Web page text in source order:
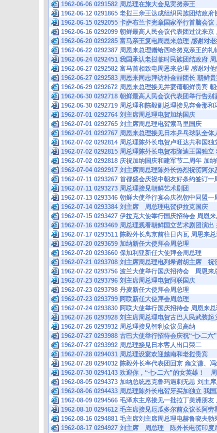
1962-06-06 0291582 周总理在旅大会见宾努亲王
1962-06-12 0291865 老挝三亲王达成组织民族团结政
1962-06-15 0292055 卡萨布兰卡宪章国家举行首脑会
1962-06-16 0292099 朝鲜最高人民会议代表团过沈来
1962-06-20 0292285 富马亲王复电周恩来总理 感谢对
1962-06-22 0292387 周恩来总理赠给西哈努克亲王的
1962-06-24 0292451 我国承认老挝临时民族团结政府
1962-06-27 0292582 富马首相致电周恩来总理 感谢对
1962-06-27 0292583 周恩来同志拜访朴金喆团长 朝鲜
1962-06-29 0292672 周恩来总理接见并宴请朝鲜贵宾
1962-06-30 0292718 朝鲜最高人民会议代表团举行告
1962-06-30 0292719 周总理和陈毅副总理接见奔舍那
1962-07-01 0292764 刘主席周总理电贺加纳国庆
1962-07-01 0292765 刘主席周总理电贺索马里国庆
1962-07-01 0292767 周恩来总理接见日本乒乓球队全体
1962-07-02 0292814 周总理陈外长电贺卢旺达共和国
1962-07-02 0292815 周总理陈外长电贺布隆迪王国独
1962-07-02 0292818 庆祝加纳国庆和建军节二周年 加
1962-07-04 0292917 刘主席周总理陈外长热烈祝贺阿
1962-07-11 0293267 首都盛会庆祝中朝友好条约签订
1962-07-11 0293273 周总理接见朝鲜艺术剧团
1962-07-13 0293346 朝鲜大使举行宴会庆祝朝中同盟
1962-07-14 0293384 刘主席 周总理电贺伊拉克国庆
1962-07-15 0293427 伊拉克大使举行国庆招待会 周恩
1962-07-16 0293469 周总理观看朝鲜国立艺术剧团演
1962-07-17 0293511 陈毅外长离京前往日内瓦 周恩来
1962-07-20 0293659 加纳新任大使拜会周总理
1962-07-20 0293660 保加利亚新任大使拜会周总理
1962-07-21 0293708 刘主席周总理电列希谢胡主席 祝
1962-07-22 0293756 波兰大使举行国庆招待会 周恩
1962-07-23 0293796 刘主席周总理电贺阿联国庆
1962-07-23 0293798 丹麦新任大使拜会周总理
1962-07-23 0293799 阿联新任大使拜会周总理
1962-07-24 0293830 阿联大使举行国庆招待会 周恩来
1962-07-26 0293928 刘主席周总理电贺古巴人民武装
1962-07-26 0293932 周总理接见智利众议员高纳
1962-07-27 0293988 古巴大使举行招待会庆祝“七•二
1962-07-27 0293992 周总理接见日本客人出口荣二
1962-07-28 0294031 周总理设宴欢迎越南和老挝贵宾
1962-07-28 0294032 陈毅外长率代表团回京 雍文谦、
1962-07-30 0294143 欢迎你，“七•二六”的女英雄！
1962-08-05 0294373 加纳总统恩克鲁玛遇刺无恙 刘主
1962-08-06 0294433 周总理陈外长电贺牙买加独立 我
1962-08-09 0294566 毛泽东主席接见一批拉丁美洲朋
1962-08-10 0294612 毛主席接见厄瓜多尔前众议长阿
1962-08-16 0294881 毛主席刘主席周总理电赫鲁晓夫
1962-08-17 0294927 刘主席 周总理 陈外长电贺印度